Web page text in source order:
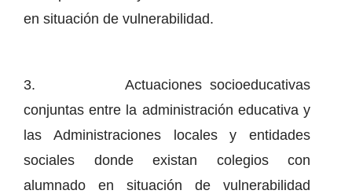
en situación de vulnerabilidad.
3. Actuaciones socioeducativas
conjuntas entre la administración educativa y
las Administraciones locales y entidades
sociales donde existan colegios con
alumnado en situación de vulnerabilidad